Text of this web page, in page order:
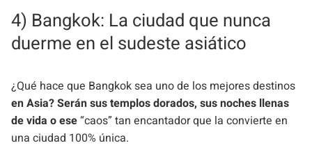
4) Bangkok: La ciudad que nunca
duerme en el sudeste asiático
¿Qué hace que Bangkok sea uno de los mejores destinos
en Asia? Serán sus templos dorados, sus noches llenas
de vida o ese“caos” tan encantador que la convierte en
una ciudad 100% única.